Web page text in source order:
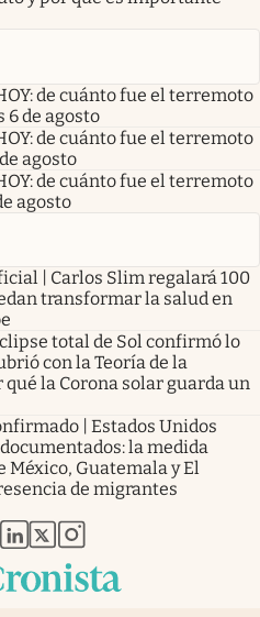
de cuánto fue el terremoto
6 de agosto
de cuánto fue el terremoto
agosto
de cuánto fue el terremoto
agosto
| Carlos Slim regalará 100
transformar la salud en
total de Sol confirmó lo
con la Teoría de la
la Corona solar guarda un
| Estados Unidos
la medida
México, Guatemala y El
de migrantes
en nueva pestaña
abre en nueva pestaña
abre en nueva pestaña
abre en nueva pestaña
abre en nueva pestaña